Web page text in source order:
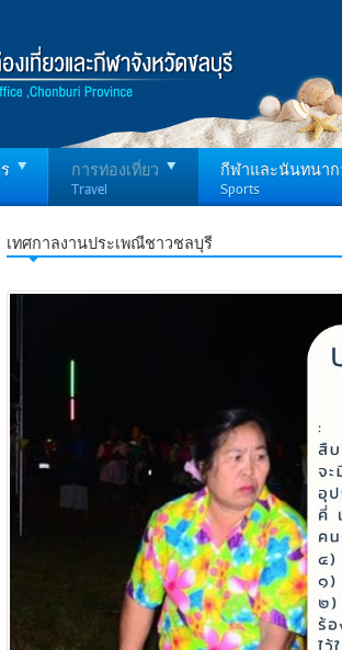
การท่องเที่ยว
Travel
กีฬาและนันทนาก
Sports
เทศกาลงานประเพณีชาวชลบุรี